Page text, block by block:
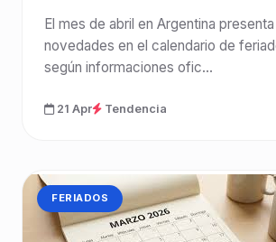
El mes de abril en Argentina
novedades en el calendario de
según informaciones ofic...
21 Apr Tendencia
CATEGORÍA:
FERIADOS